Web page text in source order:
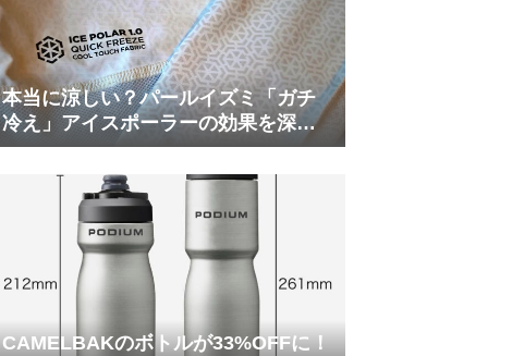
本当に涼しい？パールイズミ「ガチ
冷え」アイスポーラーの効果を深部
体温計COREで測ってみた
CAMELBAKのボトルが33%OFFに！